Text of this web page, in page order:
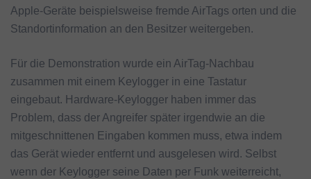
Apple-Geräte beispielsweise fremde AirTags orten und die
Standortinformation an den Besitzer weitergeben.
Für die Demonstration wurde ein AirTag-Nachbau
zusammen mit einem Keylogger in eine Tastatur
eingebaut. Hardware-Keylogger haben immer das
Problem, dass der Angreifer später irgendwie an die
mitgeschnittenen Eingaben kommen muss, etwa indem
das Gerät wieder entfernt und ausgelesen wird. Selbst
wenn der Keylogger seine Daten per Funk weiterreicht,